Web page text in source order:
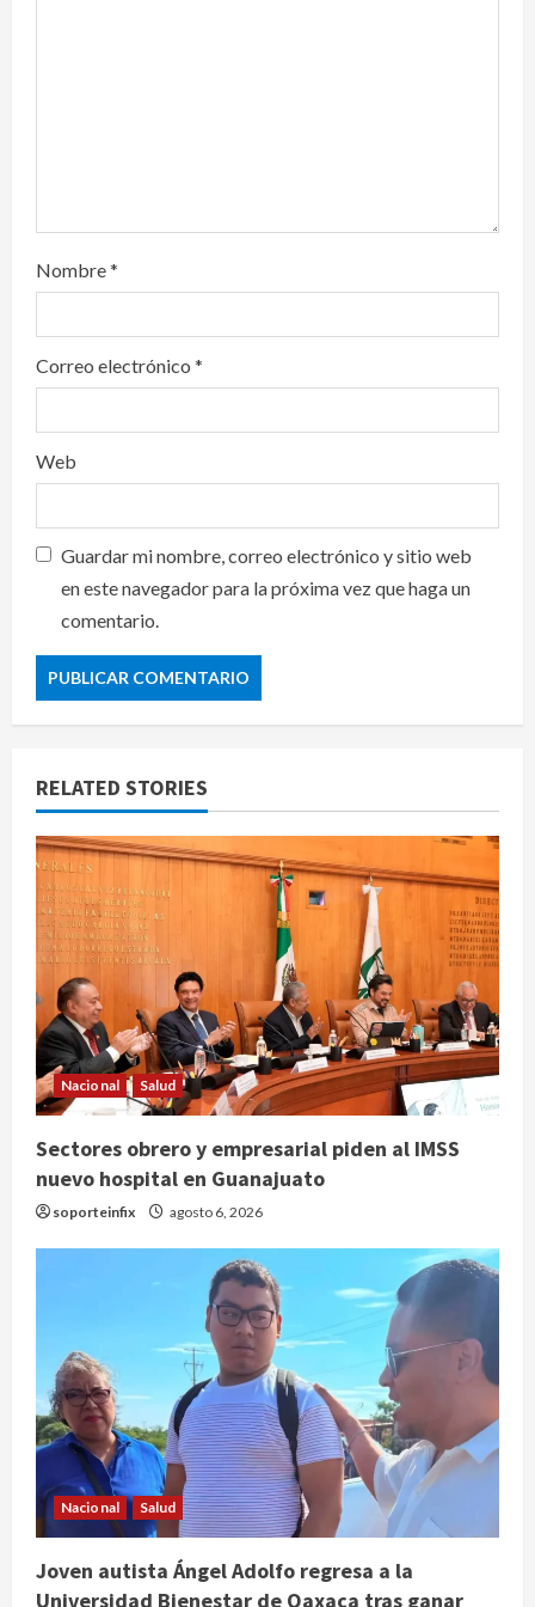
Nombre*
Correo electrónico *
Web
Guardar mi nombre, correo electrónico y sitio web
en este navegador para la próxima vez que haga un
comentario.
RELATED STORIES
Nacional Salud
Sectores obrero y empresarial piden al IMSS
nuevo hospital en Guanajuato
soporteinfix agosto 6, 2026
Nacional Salud
Joven autista Ángel Adolfo regresa a la
Universidad Bienestar de Oaxaca tras ganar
Publican artículo sobre adaptar la